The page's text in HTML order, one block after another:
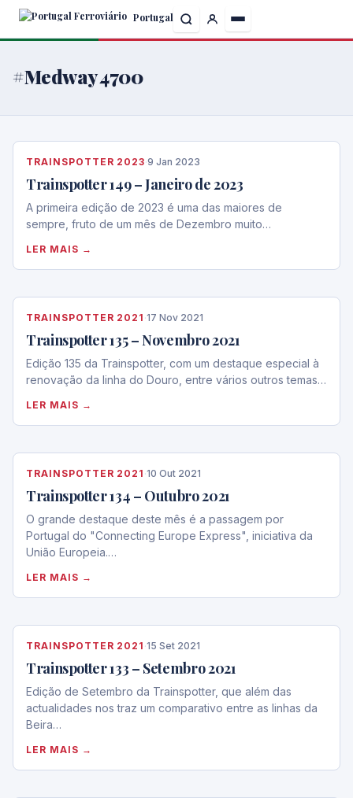
Skip
content
Portugal
#Medway 4700
TRAINSPOTTER 2023·9 Jan 2023
Trainspotter 149 – Janeiro de 2023
A primeira edição de 2023 é uma das maiores de
sempre, fruto de um mês de Dezembro muito…
LER MAIS →
TRAINSPOTTER 2021 ·17 Nov 2021
Trainspotter 135 – Novembro 2021
Edição 135 da Trainspotter, com um destaque especial à
renovação da linha do Douro, entre vários outros temas…
LER MAIS →
TRAINSPOTTER 2021 ·10 Out 2021
Trainspotter 134 – Outubro 2021
O grande destaque deste mês é a passagem por
Portugal do "Connecting Europe Express", iniciativa da
União Europeia.…
LER MAIS →
TRAINSPOTTER 2021 ·15 Set 2021
Trainspotter 133 – Setembro 2021
Edição de Setembro da Trainspotter, que além das
actualidades nos traz um comparativo entre as linhas da
Beira…
LER MAIS →